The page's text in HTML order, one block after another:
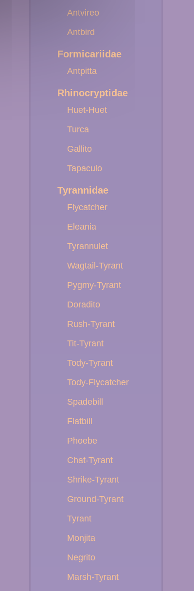
Antvireo
Antbird
Formicariidae
Antpitta
Rhinocryptidae
Huet-Huet
Turca
Gallito
Tapaculo
Tyrannidae
Flycatcher
Eleania
Tyrannulet
Wagtail-Tyrant
Pygmy-Tyrant
Doradito
Rush-Tyrant
Tit-Tyrant
Tody-Tyrant
Tody-Flycatcher
Spadebill
Flatbill
Phoebe
Chat-Tyrant
Shrike-Tyrant
Ground-Tyrant
Tyrant
Monjita
Negrito
Marsh-Tyrant